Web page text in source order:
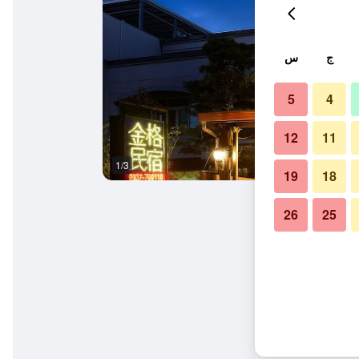
1/3
ج س
4
5
11
12
18
19
25
26